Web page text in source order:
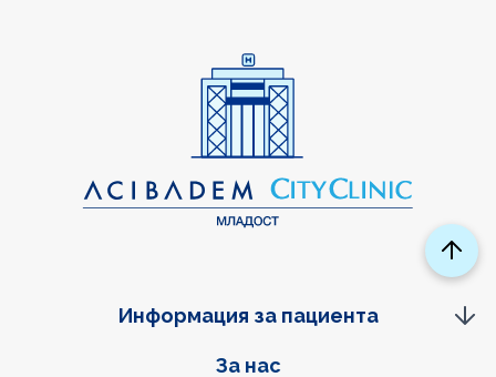
Фуутер навигация
За нас
Информация за пациента